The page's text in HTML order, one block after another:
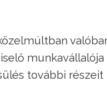
munkavállalója
további részeit